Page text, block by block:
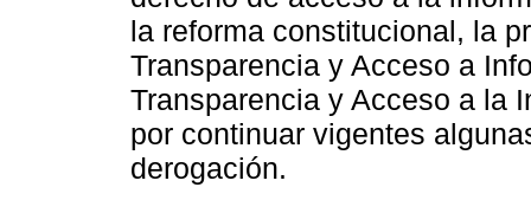
la reforma constitucional, la
Transparencia y Acceso a
Transparencia y Acceso a la
por continuar vigentes
derogación.